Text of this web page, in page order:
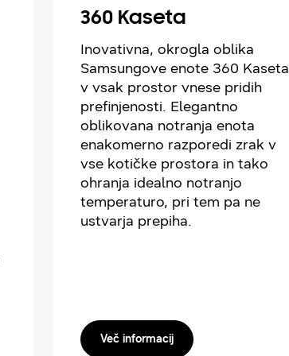
360 Kaseta
Inovativna, okrogla oblika
Samsungove enote 360 Kaseta
v vsak prostor vnese pridih
prefinjenosti. Elegantno
oblikovana notranja enota
enakomerno razporedi zrak v
vse kotičke prostora in tako
ohranja idealno notranjo
temperaturo, pri tem pa ne
ustvarja prepiha.
Več informacij